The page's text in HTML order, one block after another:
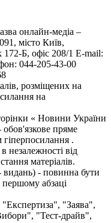
онлайн-медіа –
місто Київ,
Б, офіс 208/1 E-mail:
044-205-43-00
розміщених на
на
« Новини України
обов'язкове пряме
.
незалежності від
матеріалів.
видань) - повинна бути
першому абзаці
"Заява",
"Тест-драйв",